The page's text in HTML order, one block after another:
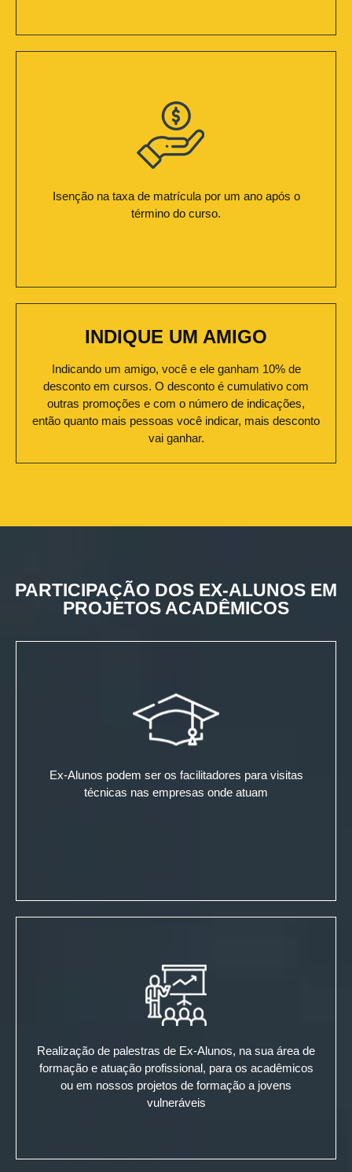
Isenção na taxa de matrícula por um ano após o
término do curso.
INDIQUE UM AMIGO
Indicando um amigo, você e ele ganham 10% de
desconto em cursos. O desconto é cumulativo com
outras promoções e com o número de indicações,
então quanto mais pessoas você indicar, mais desconto
vai ganhar.
PARTICIPAÇÃO DOS EX-ALUNOS EM
PROJETOS ACADÊMICOS
Ex-Alunos podem ser os facilitadores para visitas
técnicas nas empresas onde atuam
Realização de palestras de Ex-Alunos, na sua área de
formação e atuação profissional, para os acadêmicos
ou em nossos projetos de formação a jovens
vulneráveis